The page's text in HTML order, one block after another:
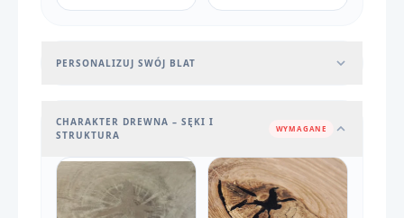
PERSONALIZUJ SWÓJ BLAT
CHARAKTER DREWNA – SĘKI I
STRUKTURA
WYMAGANE